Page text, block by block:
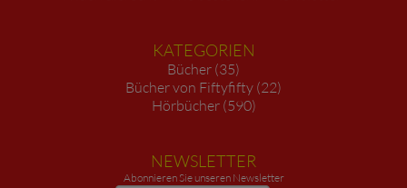
KATEGORIEN
Bücher (35)
Bücher von Fiftyfifty (22)
Hörbücher (590)
NEWSLETTER
Abonnieren Sie unseren Newsletter